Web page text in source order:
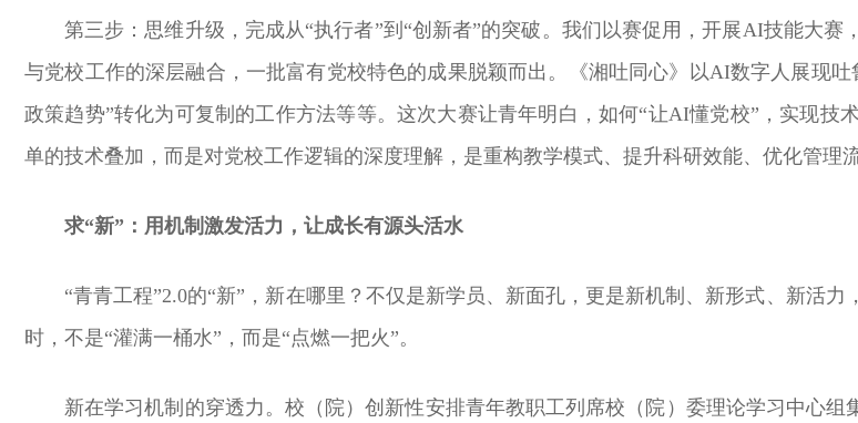
第三步：思维升级，完成从“执行者”到“创新者”的突破。我们以赛促用，开展AI技能大
与党校工作的深层融合，一批富有党校特色的成果脱颖而出。《湘吐同心》以AI数字人展现
政策趋势”转化为可复制的工作方法等等。这次大赛让青年明白，如何“让AI懂党校”，实现
单的技术叠加，而是对党校工作逻辑的深度理解，是重构教学模式、提升科研效能、优化管理
求“新”：用机制激发活力，让成长有源头活水
“青青工程”2.0的“新”，新在哪里？不仅是新学员、新面孔，更是新机制、新形式、新活
时，不是“灌满一桶水”，而是“点燃一把火”。
新在学习机制的穿透力。校（院）创新性安排青年教职工列席校（院）委理论学习中心